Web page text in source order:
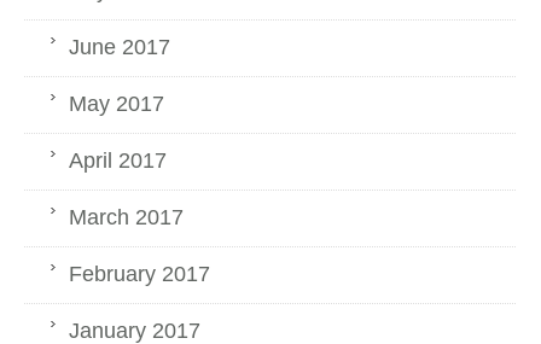
June 2017
May 2017
April 2017
March 2017
February 2017
January 2017